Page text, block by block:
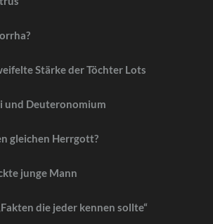
Stärke der Töchter Lots
und Deuteronomium
gleichen Herrgott?
junge Mann
die jeder kennen sollte“